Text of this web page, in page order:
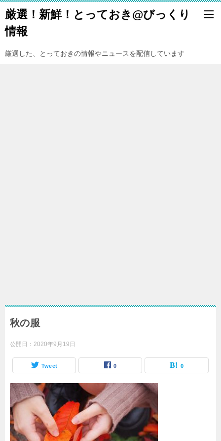
厳選！新鮮！とっておき@びっくり
情報
厳選した、とっておきの情報やニュースを配信しています
秋の服
公開日： 2020年9月19日
Tweet 0 0